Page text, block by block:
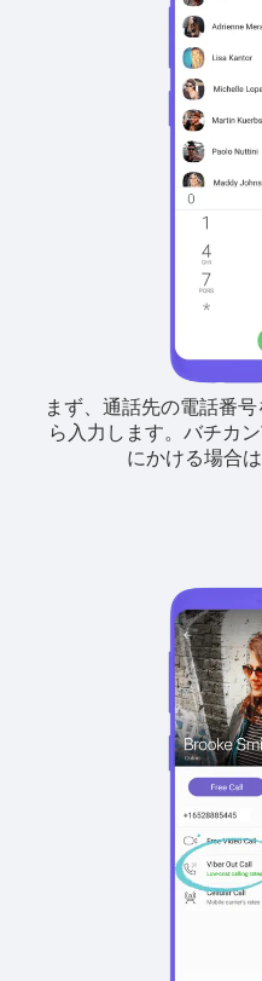
まず、通話先の電話番
ら入力します。 バチカ
にかける場合は